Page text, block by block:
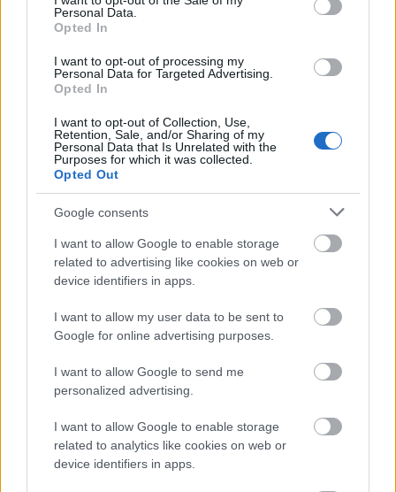
Personal Data.
Opted In
I want to opt-out of processing my
Personal Data for Targeted Advertising.
Opted In
I want to opt-out of Collection, Use,
Retention, Sale, and/or Sharing of my
Personal Data that Is Unrelated with the
Purposes for which it was collected.
Opted Out
Google consents
I want to allow Google to enable storage
related to advertising like cookies on web or
device identifiers in apps.
I want to allow my user data to be sent to
Google for online advertising purposes.
I want to allow Google to send me
personalized advertising.
I want to allow Google to enable storage
related to analytics like cookies on web or
device identifiers in apps.
SALE διαρκεί μόνο για 3 ημέρες. ⚡
Κάντε κράτηση έως 05/11/2023
Πτήσεις μεταξύ 15/11/2023 – 15/01/2024